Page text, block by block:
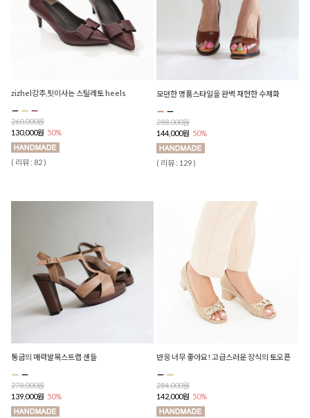
zizhel강추,핏이사는 스틸레토 heels
260,000원
130,000원 50%
( 리뷰 : 82 )
모던한 명품스타일을 완벽 재현한 수제화
288,000원
144,000원 50%
( 리뷰 : 129 )
통굽의 매력발목스트랩 샌들
278,000원
139,000원 50%
반응 너무 좋아요! 고급스러운 장식의 토오픈
284,000원
142,000원 50%